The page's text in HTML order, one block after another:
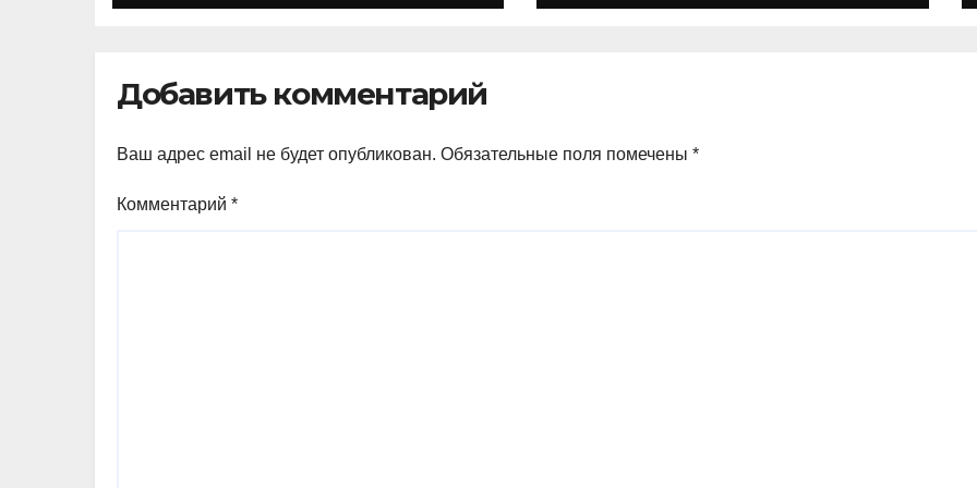
Добавить комментарий
Ваш адрес email не будет опубликован. Обязательные поля помечены *
Комментарий *